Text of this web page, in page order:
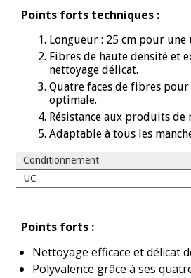
Points forts techniques :
Longueur : 25 cm pour
Fibres de haute densité et
nettoyage délicat.
Quatre faces de fibres
optimale.
Résistance aux produits de
Adaptable à tous les
Conditionnement
UC
Points forts :
Nettoyage efficace et délicat
Polyvalence grâce à ses